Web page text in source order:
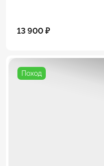
13 900 ₽
Поход